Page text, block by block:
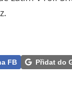
FB Přidat do